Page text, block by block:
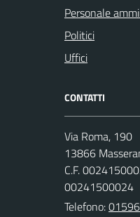
Personale
Politici
Uffici
CONTATTI
Via Roma, 190
13866
C.F.
00241500024
Telefono: